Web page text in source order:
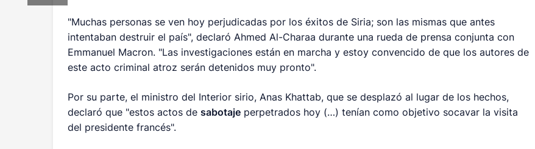
"Muchas personas se ven hoy perjudicadas por los éxitos de Siria; son las mismas que antes
intentaban destruir el país", declaró Ahmed Al-Charaa durante una rueda de prensa conjunta con
Emmanuel Macron. "Las investigaciones están en marcha y estoy convencido de que los autores de
este acto criminal atroz serán detenidos muy pronto".
Por su parte, el ministro del Interior sirio, Anas Khattab, que se desplazó al lugar de los hechos,
declaró que "estos actos desabotaje perpetrados hoy (…) tenían como objetivo socavar la visita
del presidente francés".